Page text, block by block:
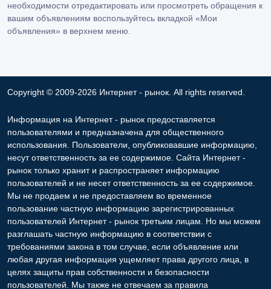
необходимости отредактировать или просмотреть обращения к
вашим объявлениям воспользуйтесь вкладкой «Мои
объявления» в верхнем меню.
Copyright © 2009-2026 Интернет - рынок. All rights reserved.
Информация на Интернет - рынок предоставляется
пользователями и предназначена для общественного
использования. Пользователи, опубликовавшие информацию,
несут ответственность за ее содержимое. Сайта Интернет -
рынок только хранит и распространяет информацию
пользователей и не несет ответственность за ее содержимое.
Мы не продаем и не предоставляем во временное
пользование частную информацию зарегистрированных
пользователей Интернет - рынок третьим лицам. Но мы можем
разглашать частную информацию в соответствии с
требованиями закона в том случае, если объявление или
любая другая информация ущемляет права другого лица, в
целях защиты прав собственности и безопасности
пользователей. Мы также не отвечаем за правила